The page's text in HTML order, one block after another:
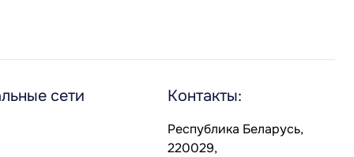
сети Контакты:
Республика Беларусь,
220029,